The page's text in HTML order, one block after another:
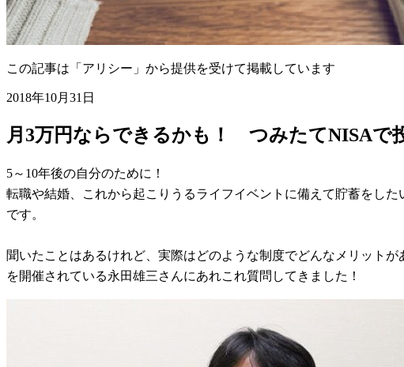
この記事は「アリシー」から提供を受けて掲載しています
2018年10月31日
月3万円ならできるかも！ つみたてNISAで
5～10年後の自分のために！
転職や結婚、これから起こりうるライフイベントに備えて貯蓄をし
です。
聞いたことはあるけれど、実際はどのような制度でどんなメリット
を開催されている永田雄三さんにあれこれ質問してきました！